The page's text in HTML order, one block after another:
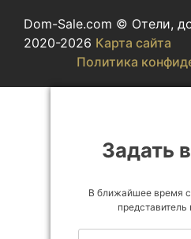
Dom-Sale.com © Отели,
2020-2026 Карта сайта
Политика
Задать
В ближайшее время
представитель